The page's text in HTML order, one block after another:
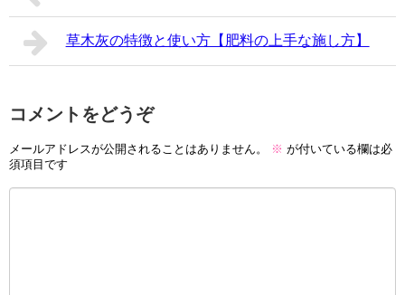
草木灰の特徴と使い方【肥料の上手な施し方】
コメントをどうぞ
メールアドレスが公開されることはありません。 ※ が付いている欄は必
須項目です